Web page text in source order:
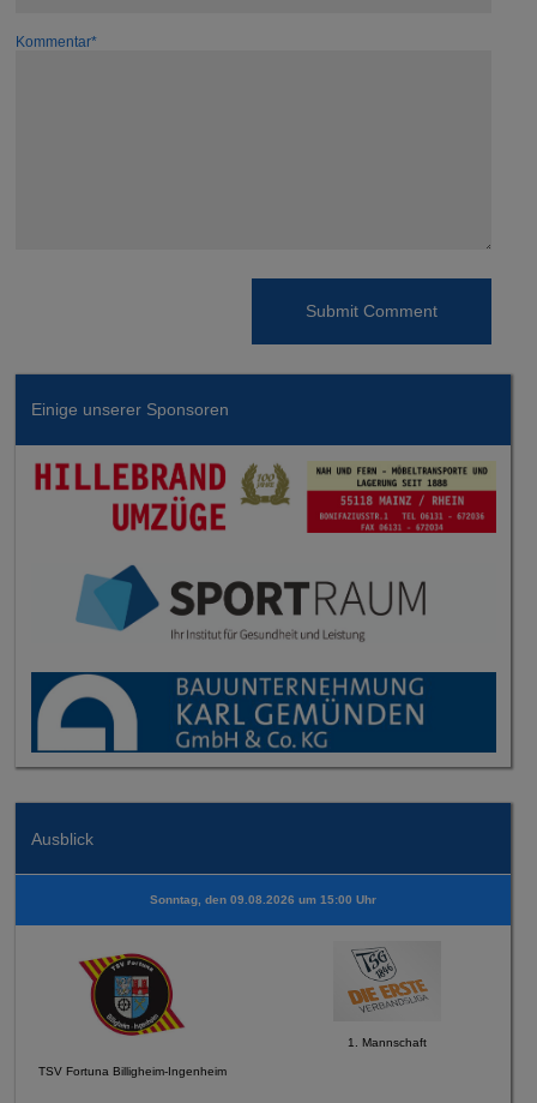
Kommentar*
Einige unserer Sponsoren
Ausblick
Sonntag, den 09.08.2026 um 15:00 Uhr
TSV Fortuna Billigheim-Ingenheim
1. Mannschaft